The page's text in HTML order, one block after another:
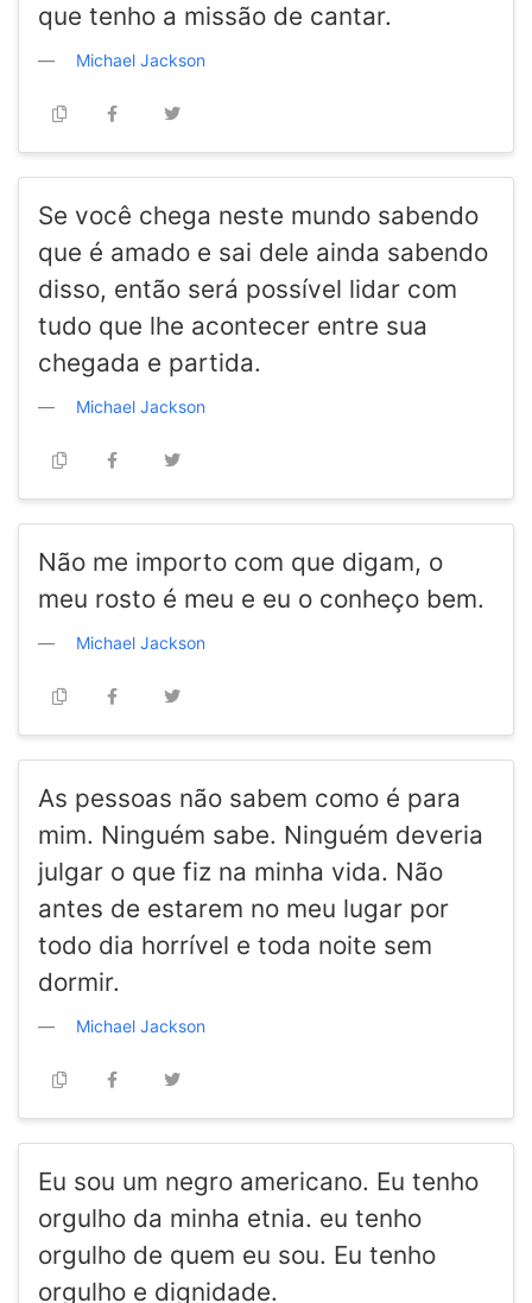
que tenho a missão de cantar.
Michael Jackson
Se você chega neste mundo sabendo
que é amado e sai dele ainda sabendo
disso, então será possível lidar com
tudo que lhe acontecer entre sua
chegada e partida.
Michael Jackson
Não me importo com que digam, o
meu rosto é meu e eu o conheço bem.
Michael Jackson
As pessoas não sabem como é para
mim. Ninguém sabe. Ninguém deveria
julgar o que fiz na minha vida. Não
antes de estarem no meu lugar por
todo dia horrível e toda noite sem
dormir.
Michael Jackson
Eu sou um negro americano. Eu tenho
orgulho da minha etnia. eu tenho
orgulho de quem eu sou. Eu tenho
orgulho e dignidade.